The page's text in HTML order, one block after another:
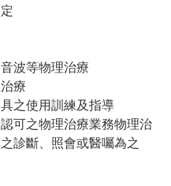
波等物理治療
療
之使用訓練及指導
可之物理治療業務物理治
診斷、照會或醫囑為之